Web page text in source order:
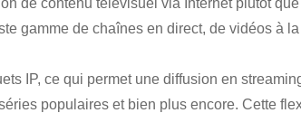
gamme de chaînes en direct, de vidéos à
IP, ce qui permet une diffusion en
populaires et bien plus encore. Cette